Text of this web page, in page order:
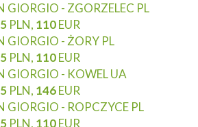
GIORGIO - ZGORZELEC PL
PLN, 110EUR
GIORGIO - ŻORY PL
PLN, 110EUR
GIORGIO - KOWEL UA
PLN, 146EUR
GIORGIO - ROPCZYCE PL
PLN, 110EUR